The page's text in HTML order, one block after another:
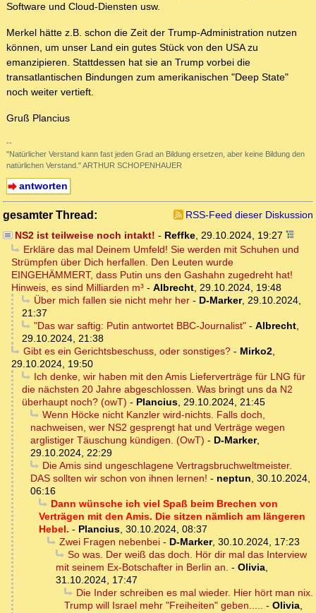
Software und Cloud-Diensten usw.
Merkel hätte z.B. schon die Zeit der Trump-Administration nutzen
können, um unser Land ein gutes Stück von den USA zu
emanzipieren. Stattdessen hat sie an Trump vorbei die
transatlantischen Bindungen zum amerikanischen "Deep State"
noch weiter vertieft.
Gruß Plancius
--
"Natürlicher Verstand kann fast jeden Grad an Bildung ersetzen, aber keine Bildung den
natürlichen Verstand." ARTHUR SCHOPENHAUER
antworten
gesamter Thread:
RSS-Feed dieser Diskussion
NS2 ist teilweise noch intakt! - Reffke, 29.10.2024, 19:27
Erkläre das mal Deinem Umfeld! Sie werden mit Schuhen und
Strümpfen über Dich herfallen. Den Leuten wurde
EINGEHÄMMERT, dass Putin uns den Gashahn zugedreht hat!
Hinweis, es sind Milliarden m³ - Albrecht, 29.10.2024, 19:48
Über mich fallen sie nicht mehr her- D-Marker, 29.10.2024,
21:37
"Das war saftig: Putin antwortet BBC-Journalist"- Albrecht,
29.10.2024, 21:38
Gibt es ein Gerichtsbeschuss, oder sonstiges?- Mirko2,
29.10.2024, 19:50
Ich denke, wir haben mit den Amis Lieferverträge für LNG für
die nächsten 20 Jahre abgeschlossen. Was bringt uns da N2
überhaupt noch? (owT) - Plancius, 29.10.2024, 21:45
Wenn Höcke nicht Kanzler wird-nichts. Falls doch,
nachweisen, wer NS2 gesprengt hat und Verträge wegen
arglistiger Täuschung kündigen. (OwT) - D-Marker,
29.10.2024, 22:29
Die Amis sind ungeschlagene Vertragsbruchweltmeister.
DAS sollten wir schon von ihnen lernen! - neptun, 30.10.2024,
06:16
Dann wünsche ich viel Spaß beim Brechen von
Verträgen mit den Amis. Die sitzen nämlich am längeren
Hebel. - Plancius, 30.10.2024, 08:37
Zwei Fragen nebenbei- D-Marker, 30.10.2024, 17:23
So was. Der weiß das doch. Hör dir mal das Interview
mit seinem Ex-Botschafter in Berlin an. - Olivia,
31.10.2024, 17:47
Die Inder schreiben es mal wieder. Hier hört man nix.
Trump will Israel mehr "Freiheiten" geben..... - Olivia,